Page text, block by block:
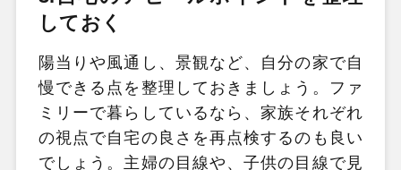
しておく
陽当りや風通し、景観など、自分の家で自
慢できる点を整理しておきましょう。ファ
ミリーで暮らしているなら、家族それぞれ
の視点で自宅の良さを再点検するのも良い
でしょう。主婦の目線や、子供の目線で見